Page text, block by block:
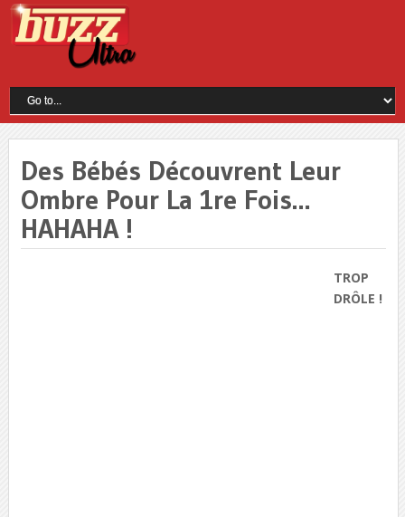
Des Bébés Découvrent Leur
Ombre Pour La 1re Fois…
HAHAHA !
TROP
DRÔLE !